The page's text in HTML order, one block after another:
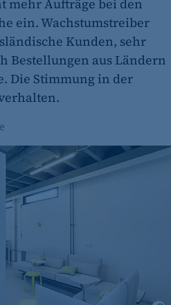
Verwaltung von
auch bei Caching zur
die ausgewählten
mehr Aufträge bei den
ein. Wachstumstreiber
Kunden, sehr
Bestellungen aus Ländern
Die Stimmung in der
Wachstum im ersten